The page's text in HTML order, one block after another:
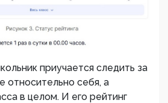
приучается следить за
относительно себя, а
в целом. И его рейтинг